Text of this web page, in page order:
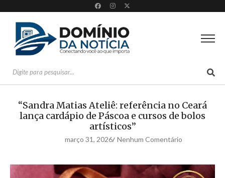
“Sandra Matias Ateliê: referência no Ceará
lança cardápio de Páscoa e cursos de bolos
artísticos”
março 31, 2026/ Nenhum Comentário